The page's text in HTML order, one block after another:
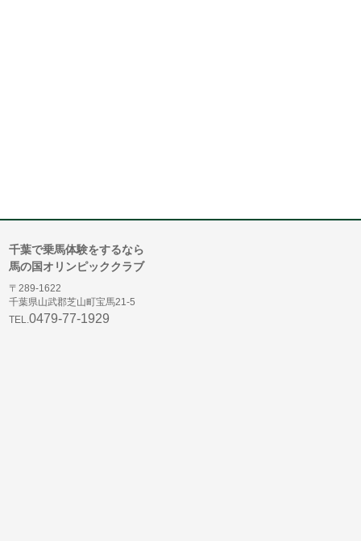
千葉で乗馬体験をするなら
馬の国オリンピッククラブ
〒289-1622
千葉県山武郡芝山町宝馬21-5
TEL.0479-77-1929